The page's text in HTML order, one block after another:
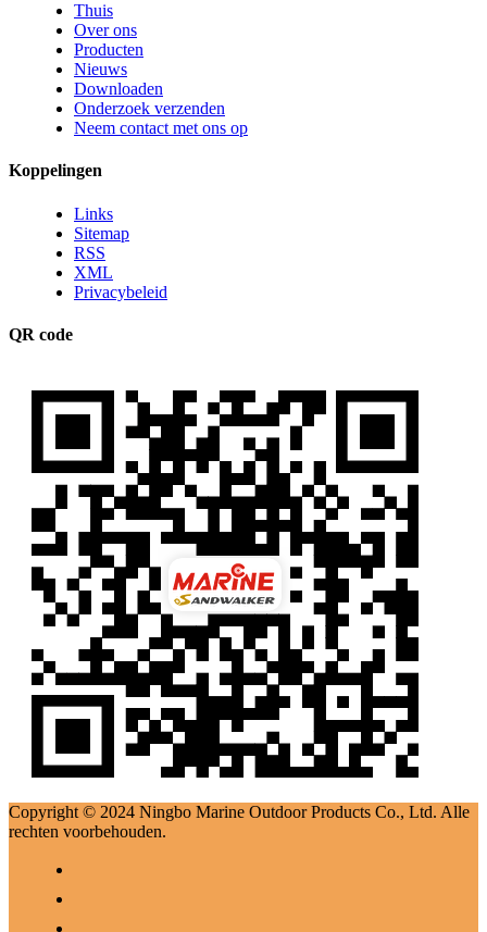
Thuis
Over ons
Producten
Nieuws
Downloaden
Onderzoek verzenden
Neem contact met ons op
Koppelingen
Links
Sitemap
RSS
XML
Privacybeleid
QR code
Copyright © 2024 Ningbo Marine Outdoor Products Co., Ltd. Alle
rechten voorbehouden.